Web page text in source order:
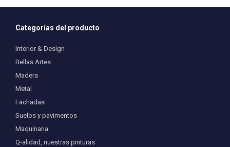
Categorías del producto
Interior & Design
Bellas Artes
Madera
Metal
Fachadas
Suelos y pavimentos
Maquinaria
Q-alidad, nuestras pinturas